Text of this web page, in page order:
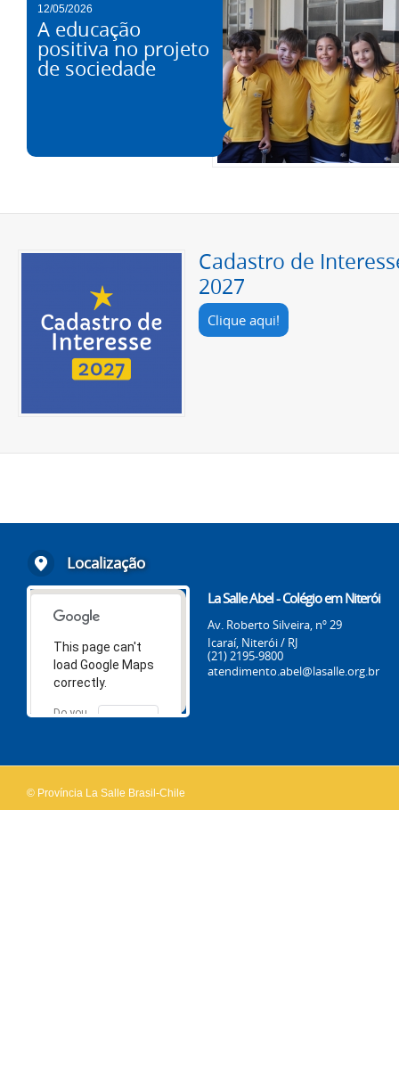
12/05/2026
A educação
positiva no projeto
de sociedade
Cadastro de
2027
Clique aqui!
Localização
This page can't
load Google Maps
correctly.
Do you
OK
La Salle Abel - Colégio em Niterói
Av. Roberto Silveira, nº 29
Icaraí, Niterói / RJ
(21) 2195-9800
atendimento.abel@lasalle.org.br
© Província La Salle Brasil-Chile